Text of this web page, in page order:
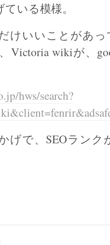
いる模様。
けいいことがあっ
Victoria wikiが、
hws/search?
げで、SEOランク